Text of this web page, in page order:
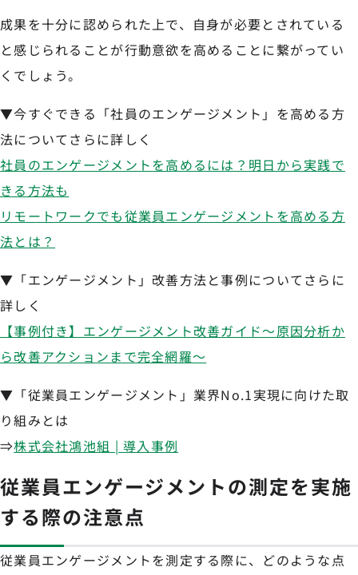
成果を十分に認められた上で、自身が必要とされている
と感じられることが行動意欲を高めることに繋がってい
くでしょう。
▼今すぐできる「社員のエンゲージメント」を高める方
法についてさらに詳しく
社員のエンゲージメントを高めるには？明日から実践で
きる方法も
リモートワークでも従業員エンゲージメントを高める方
法とは？
▼「エンゲージメント」改善方法と事例についてさらに
詳しく
【事例付き】エンゲージメント改善ガイド〜原因分析か
ら改善アクションまで完全網羅〜
▼「従業員エンゲージメント」業界No.1実現に向けた取
り組みとは
⇒株式会社鴻池組 | 導入事例
従業員エンゲージメントの測定を実施
する際の注意点
従業員エンゲージメントを測定する際に、どのような点